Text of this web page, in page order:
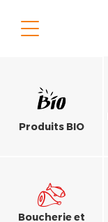
Produits BIO
Boucherie et